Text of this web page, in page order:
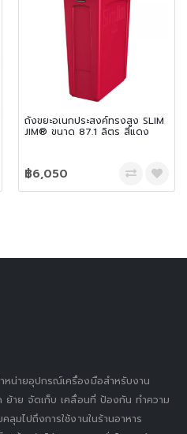
ถังขยะอเนกประสงค์ทรงสูง SLIM
JIM® ขนาด 87.1 ลิตร สีแดง
฿6,050
หน่ายอุปกรณ์เครื่องมือสำหรับงาน
าย จัดเก็บ เคลื่อนที่ ป้องกัน ทำความ
มไปถึงการใช้งานในร้านอาหาร